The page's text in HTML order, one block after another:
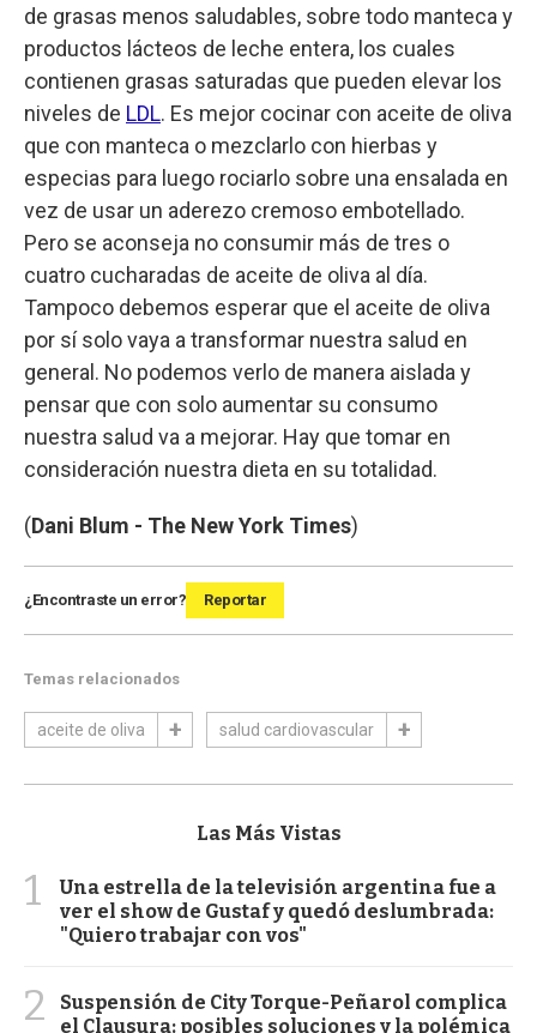
de grasas menos saludables, sobre todo manteca y
productos lácteos de leche entera, los cuales
contienen grasas saturadas que pueden elevar los
niveles de LDL. Es mejor cocinar con aceite de oliva
que con manteca o mezclarlo con hierbas y
especias para luego rociarlo sobre una ensalada en
vez de usar un aderezo cremoso embotellado.
Pero se aconseja no consumir más de tres o
cuatro cucharadas de aceite de oliva al día.
Tampoco debemos esperar que el aceite de oliva
por sí solo vaya a transformar nuestra salud en
general. No podemos verlo de manera aislada y
pensar que con solo aumentar su consumo
nuestra salud va a mejorar. Hay que tomar en
consideración nuestra dieta en su totalidad.
(Dani Blum - The New York Times)
¿Encontraste un error? Reportar
Temas relacionados
aceite de oliva salud cardiovascular
Las Más Vistas
1
Una estrella de la televisión argentina fue a
ver el show de Gustaf y quedó deslumbrada:
"Quiero trabajar con vos"
2
Suspensión de City Torque-Peñarol complica
el Clausura: posibles soluciones y la polémica